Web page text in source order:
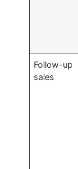
Follow-up
sales